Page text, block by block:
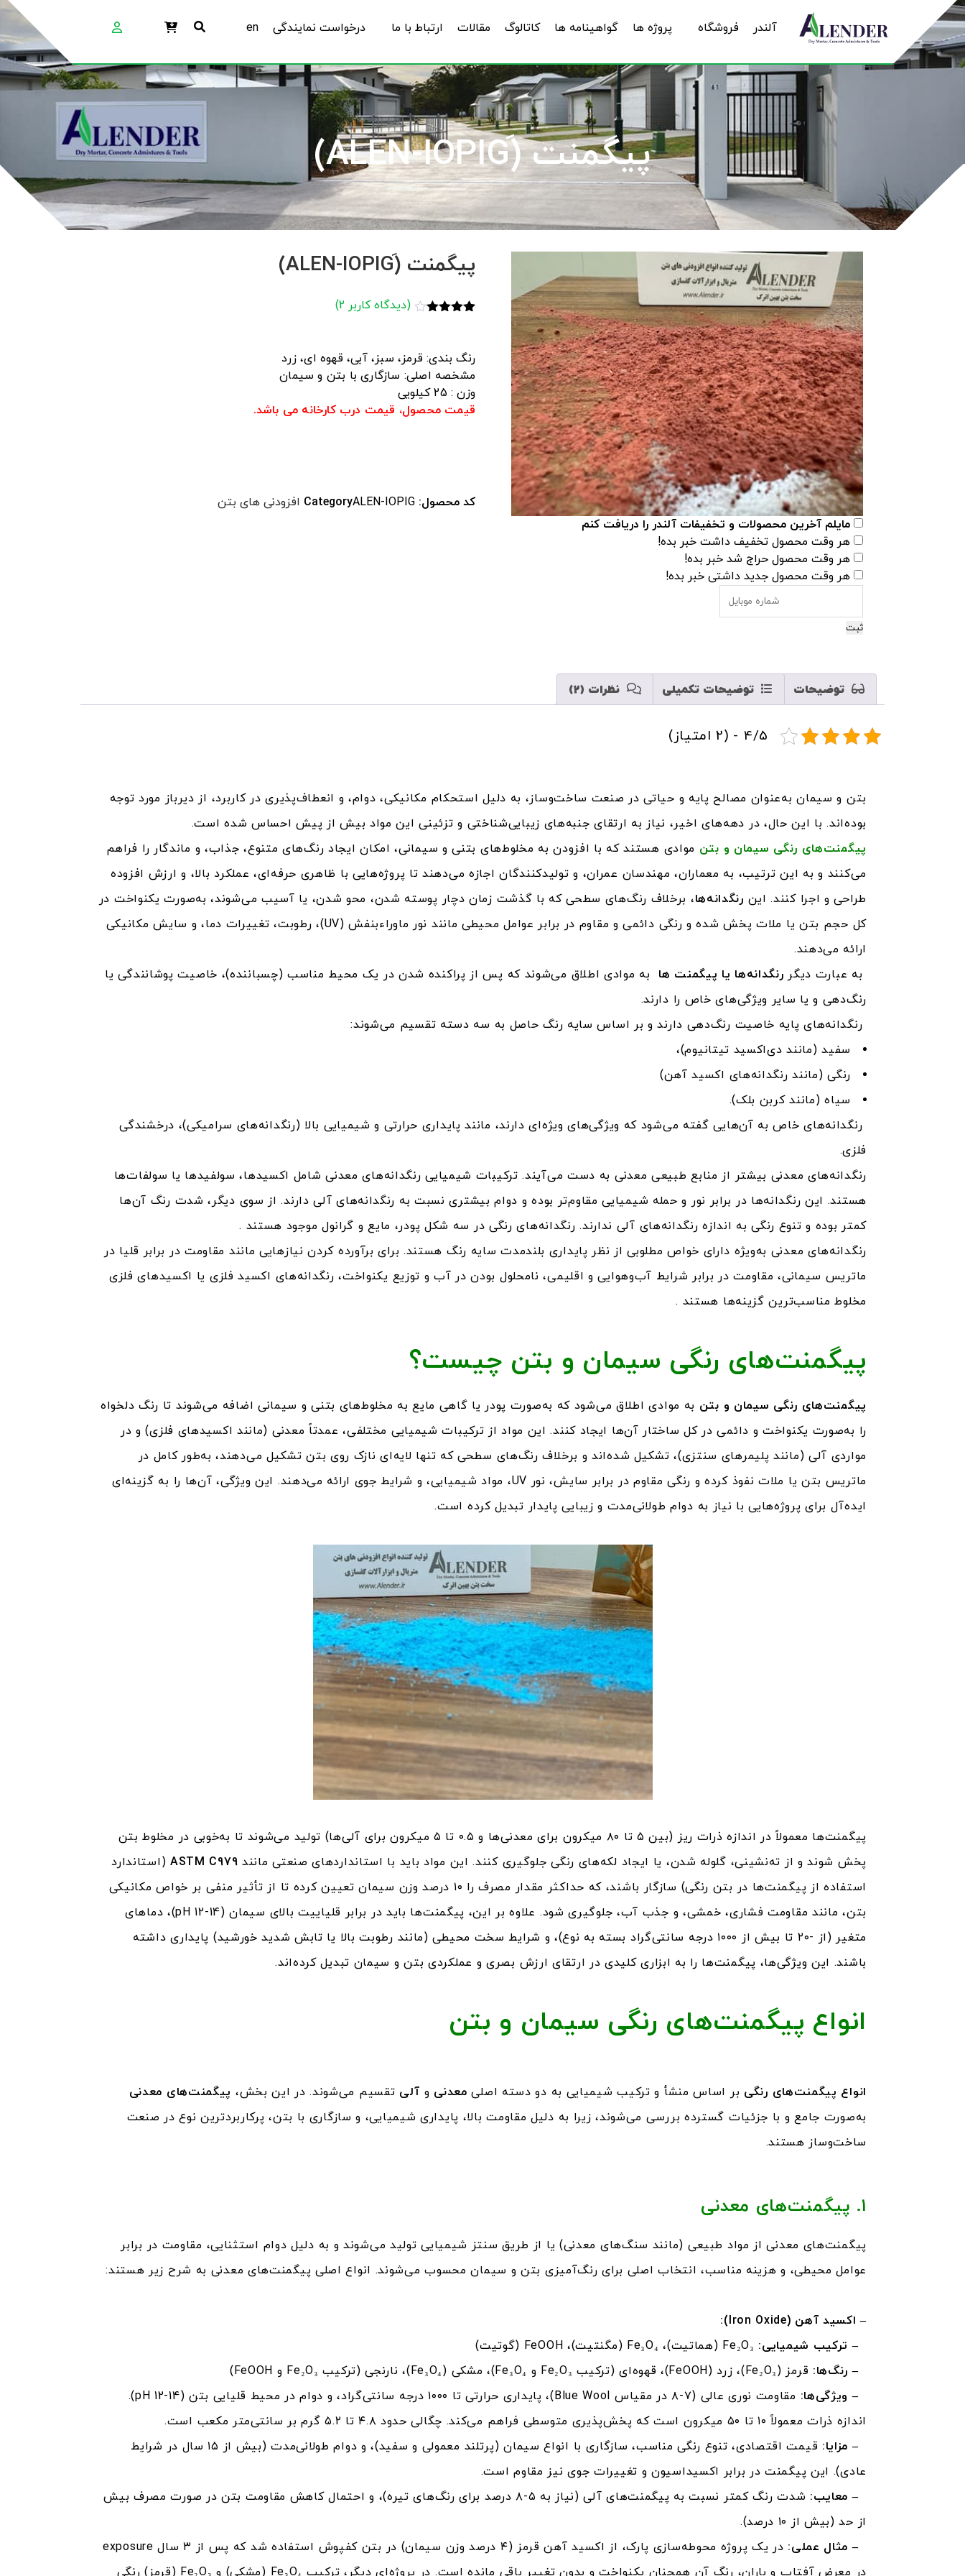
آلندر فروشگاه پروژه ها گواهینامه ها کاتالوگ مقالات ارتباط با ما درخواست نمایندگی en
پیگمنت (َALEN-IOPIG)
مایلم آخرین محصولات و تخفیفات آلندر را دریافت کنم
هر وقت محصول تخفیف داشت خبر بده!
هر وقت محصول حراج شد خبر بده!
هر وقت محصول جدید داشتی خبر بده!
ثبت
پیگمنت (َALEN-IOPIG)
مشتری
(دیدگاه کاربر 2
)
رنگ بندی: قرمز، سبز، آبی، قهوه ای، زرد
مشخصه اصلی: سازگاری با بتن و سیمان
وزن : 25 کیلویی
قیمت محصول، قیمت درب کارخانه می باشد.
کد محصول: ALEN-IOPIG
Category افزودنی های بتن
توضیحات توضیحات تکمیلی نظرات (2)
4/5 - (2 امتیاز)
بتن و سیمان به‌عنوان مصالح پایه و حیاتی در صنعت ساخت‌وساز، به دلیل استحکام مکانیکی، دوام، و انعطاف‌پذیری در کاربرد، از دیرباز مورد توجه
بوده‌اند. با این حال، در دهه‌های اخیر، نیاز به ارتقای جنبه‌های زیبایی‌شناختی و تزئینی این مواد بیش از پیش احساس شده است.
پیگمنت‌های رنگی سیمان و بتن موادی هستند که با افزودن به مخلوط‌های بتنی و سیمانی، امکان ایجاد رنگ‌های متنوع، جذاب، و ماندگار را فراهم
می‌کنند و به این ترتیب، به معماران، مهندسان عمران، و تولیدکنندگان اجازه می‌دهند تا پروژه‌هایی با ظاهری حرفه‌ای، عملکرد بالا، و ارزش افزوده
طراحی و اجرا کنند. این رنگدانه‌ها، برخلاف رنگ‌های سطحی که با گذشت زمان دچار پوسته شدن، محو شدن، یا آسیب می‌شوند، به‌صورت یکنواخت در
کل حجم بتن یا ملات پخش شده و رنگی دائمی و مقاوم در برابر عوامل محیطی مانند نور ماوراءبنفش (UV)، رطوبت، تغییرات دما، و سایش مکانیکی
ارائه می‌دهند.
به عبارت دیگر رنگدانه‌ها یا پیگمنت ها به موادی اطلاق می‌شوند که پس از پراکنده شدن در یک محیط مناسب (چسباننده)، خاصیت پوشانندگی یا
رنگ‌دهی و یا سایر ویژگی‌های خاص را دارند.
رنگدانه‌های پایه خاصیت رنگ‌دهی دارند و بر اساس سایه رنگ حاصل به سه دسته تقسیم می‌شوند:
سفید (مانند دی‌اکسید تیتانیوم)،
رنگی (مانند رنگدانه‌های اکسید آهن)
سیاه (مانند کربن بلک).
رنگدانه‌های خاص به آن‌هایی گفته می‌شود که ویژگی‌های ویژه‌ای دارند، مانند پایداری حرارتی و شیمیایی بالا (رنگدانه‌های سرامیکی)، درخشندگی
فلزی.
رنگدانه‌های معدنی بیشتر از منابع طبیعی معدنی به دست می‌آیند. ترکیبات شیمیایی رنگدانه‌های معدنی شامل اکسیدها، سولفیدها یا سولفات‌ها
هستند. این رنگدانه‌ها در برابر نور و حمله شیمیایی مقاوم‌تر بوده و دوام بیشتری نسبت به رنگدانه‌های آلی دارند. از سوی دیگر، شدت رنگ آن‌ها
کمتر بوده و تنوع رنگی به اندازه رنگدانه‌های آلی ندارند. رنگدانه‌های رنگی در سه شکل پودر، مایع و گرانول موجود هستند .
رنگدانه‌های معدنی به‌ویژه دارای خواص مطلوبی از نظر پایداری بلندمدت سایه رنگ هستند. برای برآورده کردن نیازهایی مانند مقاومت در برابر قلیا در
ماتریس سیمانی، مقاومت در برابر شرایط آب‌وهوایی و اقلیمی، نامحلول بودن در آب و توزیع یکنواخت، رنگدانه‌های اکسید فلزی یا اکسیدهای فلزی
مخلوط مناسب‌ترین گزینه‌ها هستند .
پیگمنت‌های رنگی سیمان و بتن چیست؟
پیگمنت‌های رنگی سیمان و بتن به موادی اطلاق می‌شود که به‌صورت پودر یا گاهی مایع به مخلوط‌های بتنی و سیمانی اضافه می‌شوند تا رنگ دلخواه
را به‌صورت یکنواخت و دائمی در کل ساختار آن‌ها ایجاد کنند. این مواد از ترکیبات شیمیایی مختلفی، عمدتاً معدنی (مانند اکسیدهای فلزی) و در
مواردی آلی (مانند پلیمرهای سنتزی)، تشکیل شده‌اند و برخلاف رنگ‌های سطحی که تنها لایه‌ای نازک روی بتن تشکیل می‌دهند، به‌طور کامل در
ماتریس بتن یا ملات نفوذ کرده و رنگی مقاوم در برابر سایش، نور UV، مواد شیمیایی، و شرایط جوی ارائه می‌دهند. این ویژگی، آن‌ها را به گزینه‌ای
ایده‌آل برای پروژه‌هایی با نیاز به دوام طولانی‌مدت و زیبایی پایدار تبدیل کرده است.
پیگمنت‌ها معمولاً در اندازه ذرات ریز (بین ۵ تا ۸۰ میکرون برای معدنی‌ها و ۰.۵ تا ۵ میکرون برای آلی‌ها) تولید می‌شوند تا به‌خوبی در مخلوط بتن
پخش شوند و از ته‌نشینی، گلوله شدن، یا ایجاد لکه‌های رنگی جلوگیری کنند. این مواد باید با استانداردهای صنعتی مانند ASTM C979 (استاندارد
استفاده از پیگمنت‌ها در بتن رنگی) سازگار باشند، که حداکثر مقدار مصرف را ۱۰ درصد وزن سیمان تعیین کرده تا از تأثیر منفی بر خواص مکانیکی
بتن، مانند مقاومت فشاری، خمشی، و جذب آب، جلوگیری شود. علاوه بر این، پیگمنت‌ها باید در برابر قلیاییت بالای سیمان (pH 12-14)، دماهای
متغیر (از -۲۰ تا بیش از ۱۰۰۰ درجه سانتی‌گراد بسته به نوع)، و شرایط سخت محیطی (مانند رطوبت بالا یا تابش شدید خورشید) پایداری داشته
باشند. این ویژگی‌ها، پیگمنت‌ها را به ابزاری کلیدی در ارتقای ارزش بصری و عملکردی بتن و سیمان تبدیل کرده‌اند.
انواع پیگمنت‌های رنگی سیمان و بتن
انواع پیگمنت‌های رنگی بر اساس منشأ و ترکیب شیمیایی به دو دسته اصلی معدنی و آلی تقسیم می‌شوند. در این بخش، پیگمنت‌های معدنی
به‌صورت جامع و با جزئیات گسترده بررسی می‌شوند، زیرا به دلیل مقاومت بالا، پایداری شیمیایی، و سازگاری با بتن، پرکاربردترین نوع در صنعت
ساخت‌وساز هستند.
۱. پیگمنت‌های معدنی
پیگمنت‌های معدنی از مواد طبیعی (مانند سنگ‌های معدنی) یا از طریق سنتز شیمیایی تولید می‌شوند و به دلیل دوام استثنایی، مقاومت در برابر
عوامل محیطی، و هزینه مناسب، انتخاب اصلی برای رنگ‌آمیزی بتن و سیمان محسوب می‌شوند. انواع اصلی پیگمنت‌های معدنی به شرح زیر هستند:
– اکسید آهن (Iron Oxide):
– ترکیب شیمیایی:
– رنگ‌ها: قرمز (Fe₂O₃)، زرد (FeOOH)، قهوه‌ای (ترکیب Fe₂O₃ و Fe₃O₄)، مشکی (Fe₃O₄)، نارنجی (ترکیب Fe₂O₃ و FeOOH)
– ویژگی‌ها:
مقاومت نوری عالی (۷-۸ در مقیاس Blue Wool)، پایداری حرارتی تا ۱۰۰۰ درجه سانتی‌گراد، و دوام در محیط قلیایی بتن (pH 12-14).
اندازه ذرات معمولاً ۱۰ تا ۵۰ میکرون است که پخش‌پذیری متوسطی فراهم می‌کند. چگالی حدود ۴.۸ تا ۵.۲ گرم بر سانتی‌متر مکعب است.
– مزایا:
قیمت اقتصادی، تنوع رنگی مناسب، سازگاری با انواع سیمان (پرتلند معمولی و سفید)، و دوام طولانی‌مدت (بیش از ۱۵ سال در شرایط
عادی). این پیگمنت در برابر اکسیداسیون و تغییرات جوی نیز مقاوم است.
– معایب:
شدت رنگ کمتر نسبت به پیگمنت‌های آلی (نیاز به ۵-۸ درصد برای رنگ‌های تیره)، و احتمال کاهش مقاومت بتن در صورت مصرف بیش
از حد (بیش از ۱۰ درصد).
– مثال عملی:
در یک پروژه محوطه‌سازی پارک، از اکسید آهن قرمز (۴ درصد وزن سیمان) در بتن کفپوش استفاده شد که پس از ۳ سال exposure
در معرض آفتاب و باران، رنگ آن همچنان یکنواخت و بدون تغییر باقی مانده است. در پروژه‌ای دیگر، ترکیب Fe₃O₄ (مشکی) و Fe₂O₃ (قرمز) رنگی